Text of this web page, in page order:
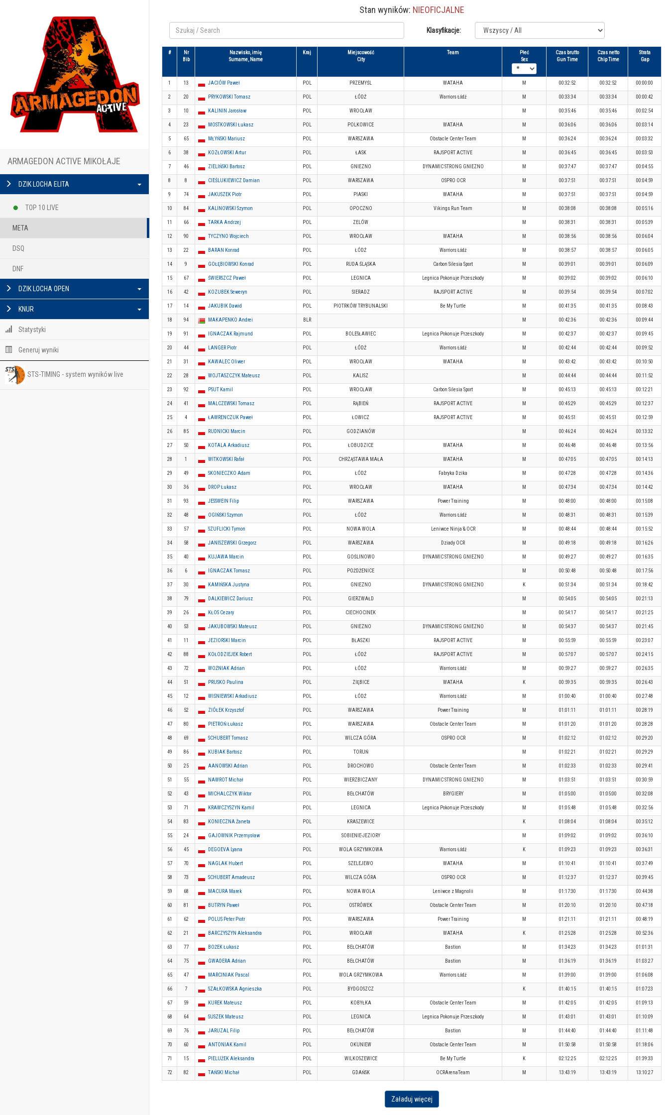
ARMAGEDON ACTIVE MIKOŁAJE
DZIK LOCHA ELITA
TOP 10 LIVE
META
DSQ
DNF
DZIK LOCHA OPEN
KNUR
Statystyki
Generuj wyniki
STS-TIMING - system wyników live
Stan wyników: NIEOFICJALNE
Klasyfikacje:
#
Nr
Bib
Nazwisko, imię
Surname, Name
Kraj
Miejscowość
City
Team
Płeć
Sex
Czas brutto
Gun Time
Czas netto
Chip Time
Strata
Gap
1 13 JACIÓW Paweł POL PRZEMYŚL WATAHA M 00:32:52 00:32:52 00:00:00
2 20 PRYKOWSKI Tomasz POL ŁÓDŹ Warriors Łódź M 00:33:34 00:33:34 00:00:42
3 10 KALININ Jarosław POL WROCŁAW M 00:35:46 00:35:46 00:02:54
4 23 MOSTKOWSKI Łukasz POL POLKOWICE WATAHA M 00:36:06 00:36:06 00:03:14
5 65 MŁYŃSKI Mariusz POL WARSZAWA Obstacle Center Team M 00:36:24 00:36:24 00:03:32
6 38 KOZŁOWSKI Artur POL ŁASK RAJSPORT ACTIVE M 00:36:45 00:36:45 00:03:53
7 46 ZIELIŃSKI Bartosz POL GNIEZNO DYNAMIC STRONG GNIEZNO M 00:37:47 00:37:47 00:04:55
8 8 CIEŚLUKIEWICZ Damian POL WARSZAWA OSPRO OCR M 00:37:51 00:37:51 00:04:59
9 74 JAKUSZEK Piotr POL PIASKI WATAHA M 00:37:51 00:37:51 00:04:59
10 84 KALINOWSKI Szymon POL OPOCZNO Vikings Run Team M 00:38:08 00:38:08 00:05:16
11 66 TARKA Andrzej POL ZELÓW M 00:38:31 00:38:31 00:05:39
12 90 TYCZYNO Wojciech POL WROCŁAW WATAHA M 00:38:56 00:38:56 00:06:04
13 22 BARAN Konrad POL ŁÓDŹ Warriors Łódź M 00:38:57 00:38:57 00:06:05
14 9 GOŁĘBIOWSKI Konrad POL RUDA ŚLĄSKA Carbon Silesia Sport M 00:39:01 00:39:01 00:06:09
15 67 ŚWIERSZCZ Paweł POL LEGNICA Legnica Pokonuje Przeszkody M 00:39:02 00:39:02 00:06:10
16 42 KOZUBEK Seweryn POL SIERADZ RAJSPORT ACTIVE M 00:39:54 00:39:54 00:07:02
17 14 JAKUBIK Dawid POL PIOTRKÓW TRYBUNALSKI Be My Turtle M 00:41:35 00:41:35 00:08:43
18 94 MAKAPENKO Andrei BLR M 00:42:36 00:42:36 00:09:44
19 91 IGNACZAK Rajmund POL BOLESŁAWIEC Legnica Pokonuje Przeszkody M 00:42:37 00:42:37 00:09:45
20 44 LANGER Piotr POL ŁÓDŹ Warriors Łódź M 00:42:44 00:42:44 00:09:52
21 31 KAWALEC Oliwer POL WROCŁAW WATAHA M 00:43:42 00:43:42 00:10:50
22 28 WOJTASZCZYK Mateusz POL KALISZ M 00:44:44 00:44:44 00:11:52
23 92 PSUT Kamil POL WROCŁAW Carbon Silesia Sport M 00:45:13 00:45:13 00:12:21
24 41 MALCZEWSKI Tomasz POL RĄBIEŃ RAJSPORT ACTIVE M 00:45:29 00:45:29 00:12:37
25 4 ŁAWRENCZUK Paweł POL ŁOWICZ RAJSPORT ACTIVE M 00:45:51 00:45:51 00:12:59
26 85 RUDNICKI Marcin POL GODZIANÓW M 00:46:24 00:46:24 00:13:32
27 50 KOTALA Arkadiusz POL ŁOBUDZICE WATAHA M 00:46:48 00:46:48 00:13:56
28 1 WITKOWSKI Rafał POL CHRZĄSTAWA MAŁA WATAHA M 00:47:05 00:47:05 00:14:13
29 49 SKONIECZKO Adam POL ŁÓDŹ Fabryka Dzika M 00:47:28 00:47:28 00:14:36
30 36 DROP Łukasz POL WROCŁAW WATAHA M 00:47:34 00:47:34 00:14:42
31 93 JESSWEIN Filip POL WARSZAWA Power Training M 00:48:00 00:48:00 00:15:08
32 48 OGIŃSKI Szymon POL ŁÓDŹ Warriors Łódź M 00:48:31 00:48:31 00:15:39
33 57 SZUFLICKI Tymon POL NOWA WOLA Leniwce Ninja & OCR M 00:48:44 00:48:44 00:15:52
34 58 JANISZEWSKI Grzegorz POL WARSZAWA Dziady OCR M 00:49:18 00:49:18 00:16:26
35 40 KUJAWA Marcin POL GOŚLINOWO DYNAMIC STRONG GNIEZNO M 00:49:27 00:49:27 00:16:35
36 6 IGNACZAK Tomasz POL POŻDŻENICE M 00:50:48 00:50:48 00:17:56
37 30 KAMIŃSKA Justyna POL GNIEZNO DYNAMIC STRONG GNIEZNO K 00:51:34 00:51:34 00:18:42
38 79 DALKIEWICZ Dariusz POL GIERZWAŁD M 00:54:05 00:54:05 00:21:13
39 26 KŁOS Cezary POL CIECHOCINEK M 00:54:17 00:54:17 00:21:25
40 53 JAKUBOWSKI Mateusz POL GNIEZNO DYNAMIC STRONG GNIEZNO M 00:54:37 00:54:37 00:21:45
41 11 JEZIORSKI Marcin POL BŁASZKI RAJSPORT ACTIVE M 00:55:59 00:55:59 00:23:07
42 88 KOŁODZIEJEK Robert POL ŁÓDŹ RAJSPORT ACTIVE M 00:57:07 00:57:07 00:24:15
43 72 WOŹNIAK Adrian POL ŁÓDŹ Warriors Łódź M 00:59:27 00:59:27 00:26:35
44 51 PRUSKO Paulina POL ZIĘBICE WATAHA K 00:59:35 00:59:35 00:26:43
45 12 WIŚNIEWSKI Arkadiusz POL ŁÓDŹ Warriors Łódź M 01:00:40 01:00:40 00:27:48
46 52 ZIÓŁEK Krzysztof POL WARSZAWA Power Training M 01:01:11 01:01:11 00:28:19
47 80 PIETROŃ Łukasz POL WARSZAWA Obstacle Center Team M 01:01:20 01:01:20 00:28:28
48 69 SCHUBERT Tomasz POL WILCZA GÓRA OSPRO OCR M 01:02:12 01:02:12 00:29:20
49 86 KUBIAK Bartosz POL TORUŃ M 01:02:21 01:02:21 00:29:29
50 25 AANOWSKI Adrian POL DROCHOWO Obstacle Center Team M 01:02:33 01:02:33 00:29:41
51 55 NAWROT Michał POL WIERZBICZANY DYNAMIC STRONG GNIEZNO M 01:03:51 01:03:51 00:30:59
52 43 MICHALCZYK Wiktor POL BEŁCHATÓW BRYGIERY M 01:05:00 01:05:00 00:32:08
53 71 KRAWCZYSZYN Kamil POL LEGNICA Legnica Pokonuje Przeszkody M 01:05:48 01:05:48 00:32:56
54 83 KONIECZNA Żaneta POL KRASZEWICE K 01:08:04 01:08:04 00:35:12
55 24 GAJOWNIK Przemysław POL SOBIENIE-JEZIORY M 01:09:02 01:09:02 00:36:10
56 45 DEGOEVA Lyana POL WOLA GRZYMKOWA Warriors Łódź K 01:09:23 01:09:23 00:36:31
57 70 NAGLAK Hubert POL SZELEJEWO WATAHA M 01:10:41 01:10:41 00:37:49
58 73 SCHUBERT Amadeusz POL WILCZA GÓRA OSPRO OCR M 01:12:37 01:12:37 00:39:45
59 68 MACURA Marek POL NOWA WOLA Leniwce z Magnolii M 01:17:30 01:17:30 00:44:38
60 81 BUTRYN Paweł POL OSTRÓWEK Obstacle Center Team M 01:20:10 01:20:10 00:47:18
61 62 POLUS Peter Piotr POL WARSZAWA Power Training M 01:21:11 01:21:11 00:48:19
62 21 BARCZYSZYN Aleksandra POL WROCŁAW WATAHA K 01:25:28 01:25:28 00:52:36
63 77 BOŻEK Łukasz POL BEŁCHATÓW Bastion M 01:34:23 01:34:23 01:01:31
64 75 GWADERA Adrian POL BEŁCHATÓW Bastion M 01:36:19 01:36:19 01:03:27
65 47 MARCINIAK Pascal POL WOLA GRZYMKOWA Warriors Łódź M 01:39:00 01:39:00 01:06:08
66 7 SZAŁKOWSKA Agnieszka POL BYDGOSZCZ K 01:40:15 01:40:15 01:07:23
67 59 KUREK Mateusz POL KOBYŁKA Obstacle Center Team M 01:42:05 01:42:05 01:09:13
68 64 SUSZEK Mateusz POL LEGNICA Legnica Pokonuje Przeszkody M 01:43:01 01:43:01 01:10:09
69 76 JARUZAL Filip POL BEŁCHATÓW Bastion M 01:44:40 01:44:40 01:11:48
70 60 ANTONIAK Kamil POL OKUNIEW Obstacle Center Team M 01:50:58 01:50:58 01:18:06
71 15 PIELUŻEK Aleksandra POL WILKOSZEWICE Be My Turtle K 02:12:25 02:12:25 01:39:33
72 82 TAŃSKI Michał POL GDAŃSK OCRArenaTeam M 13:43:19 13:43:19 13:10:27
Załaduj więcej